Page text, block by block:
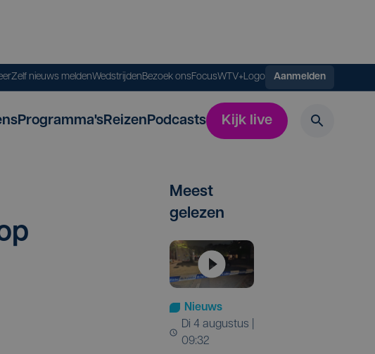
Zelf nieuws meldenWedstrijdenBezoek onsFocusWTV+Logo Aanmelden
Programma'sReizenPodcasts Kijk live
Meest
gelezen
Nieuws
di 4 augustus |
09:32